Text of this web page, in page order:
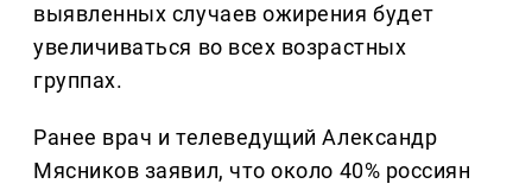
выявленных случаев ожирения будет
увеличиваться во всех возрастных
группах.
Ранее врач и телеведущий Александр
Мясников заявил, что около 40% россиян